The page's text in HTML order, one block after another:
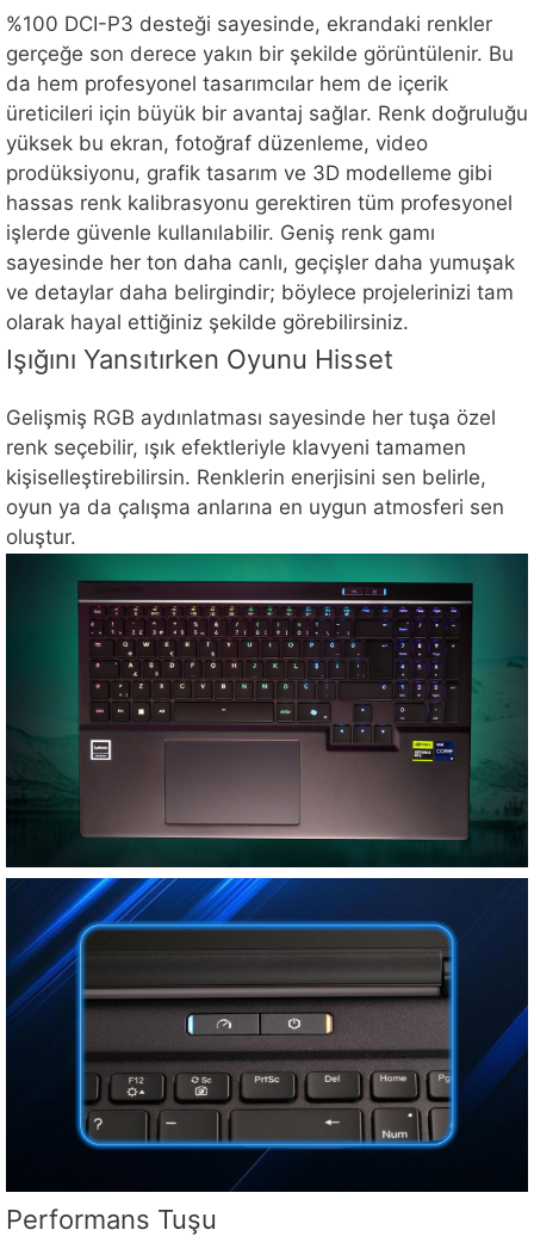
%100 DCI-P3 desteği sayesinde, ekrandaki renkler
gerçeğe son derece yakın bir şekilde görüntülenir. Bu
da hem profesyonel tasarımcılar hem de içerik
üreticileri için büyük bir avantaj sağlar. Renk doğruluğu
yüksek bu ekran, fotoğraf düzenleme, video
prodüksiyonu, grafik tasarım ve 3D modelleme gibi
hassas renk kalibrasyonu gerektiren tüm profesyonel
işlerde güvenle kullanılabilir. Geniş renk gamı
sayesinde her ton daha canlı, geçişler daha yumuşak
ve detaylar daha belirgindir; böylece projelerinizi tam
olarak hayal ettiğiniz şekilde görebilirsiniz.
Işığını Yansıtırken Oyunu Hisset
Gelişmiş RGB aydınlatması sayesinde her tuşa özel
renk seçebilir, ışık efektleriyle klavyeni tamamen
kişiselleştirebilirsin. Renklerin enerjisini sen belirle,
oyun ya da çalışma anlarına en uygun atmosferi sen
oluştur.
Performans Tuşu